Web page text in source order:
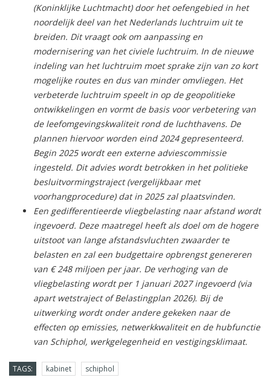
(Koninklijke Luchtmacht) door het oefengebied in het
noordelijk deel van het Nederlands luchtruim uit te
breiden. Dit vraagt ook om aanpassing en
modernisering van het civiele luchtruim. In de nieuwe
indeling van het luchtruim moet sprake zijn van zo kort
mogelijke routes en dus van minder omvliegen. Het
verbeterde luchtruim speelt in op de geopolitieke
ontwikkelingen en vormt de basis voor verbetering van
de leefomgevingskwaliteit rond de luchthavens. De
plannen hiervoor worden eind 2024 gepresenteerd.
Begin 2025 wordt een externe adviescommissie
ingesteld. Dit advies wordt betrokken in het politieke
besluitvormingstraject (vergelijkbaar met
voorhangprocedure) dat in 2025 zal plaatsvinden.
Een gedifferentieerde vliegbelasting naar afstand wordt
ingevoerd. Deze maatregel heeft als doel om de hogere
uitstoot van lange afstandsvluchten zwaarder te
belasten en zal een budgettaire opbrengst genereren
van € 248 miljoen per jaar. De verhoging van de
vliegbelasting wordt per 1 januari 2027 ingevoerd (via
apart wetstraject of Belastingplan 2026). Bij de
uitwerking wordt onder andere gekeken naar de
effecten op emissies, netwerkkwaliteit en de hubfunctie
van Schiphol, werkgelegenheid en vestigingsklimaat.
TAGS: kabinet schiphol